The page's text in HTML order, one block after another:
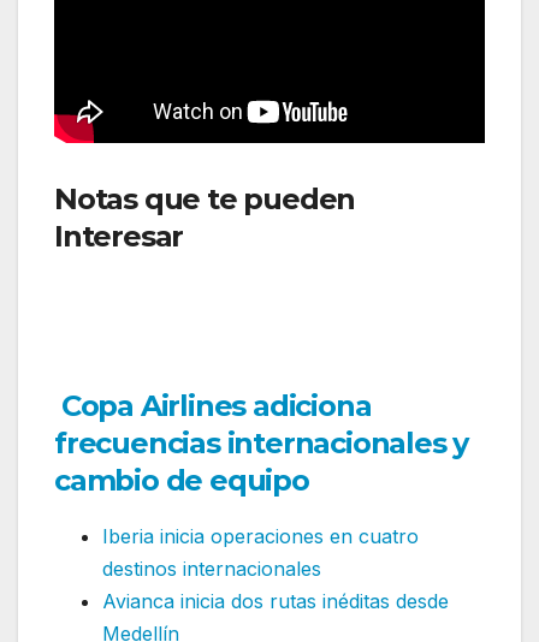
Notas que te pueden
Interesar
Copa Airlines adiciona
frecuencias internacionales y
cambio de equipo
Iberia inicia operaciones en cuatro
destinos internacionales
Avianca inicia dos rutas inéditas desde
Medellín